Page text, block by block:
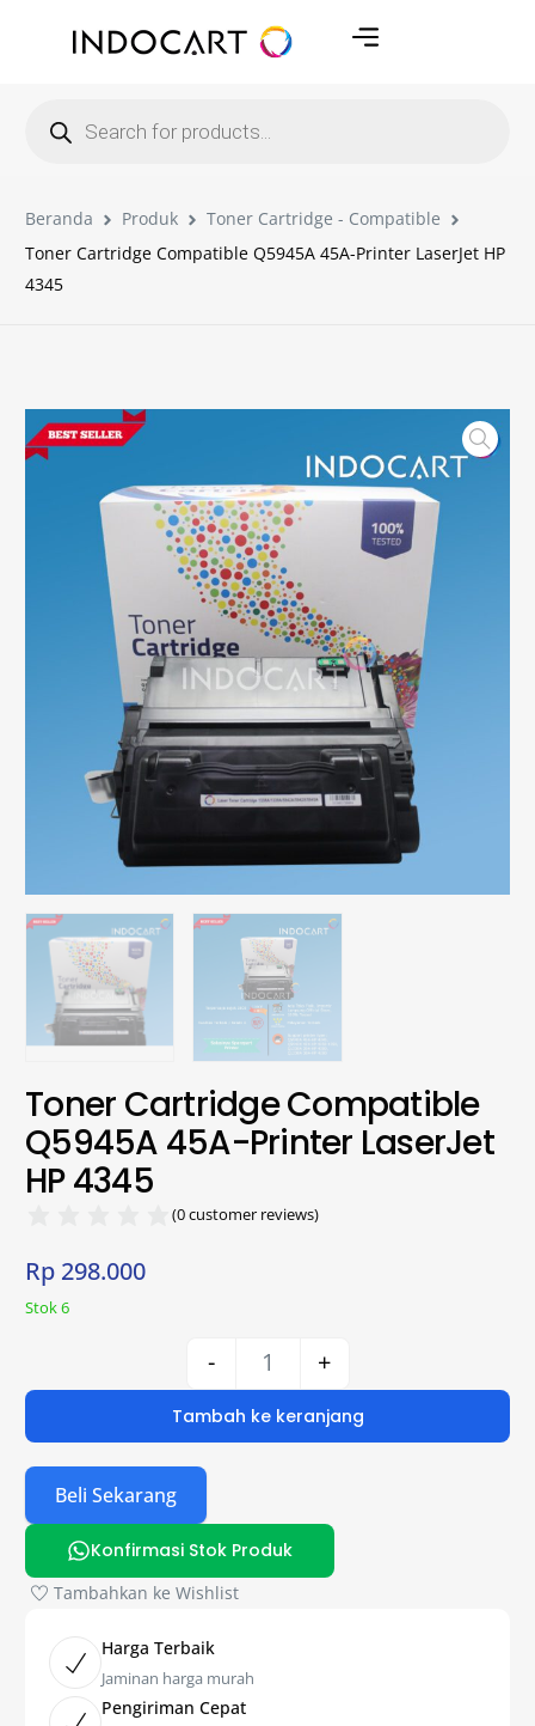
Beranda Produk
Toner Cartridge - Compatible
Toner Cartridge Compatible Q5945A 45A-Printer LaserJet HP
4345
Toner Cartridge Compatible
Q5945A 45A-Printer LaserJet
HP 4345
(0customer reviews)
Rp 298.000
Stok 6
- +
Tambah ke keranjang
Beli Sekarang
Konfirmasi Stok Produk
Tambahkan ke Wishlist
Harga Terbaik
Jaminan harga murah
Pengiriman Cepat